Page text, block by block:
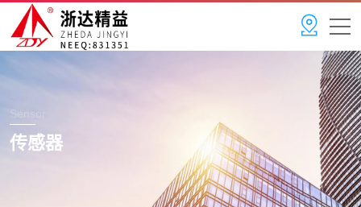
Sensor
传感器